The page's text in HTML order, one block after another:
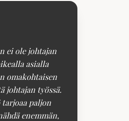
ei ole johtajan
asialla
omakohtaisen
johtajan työssä.
paljon
enemmän,